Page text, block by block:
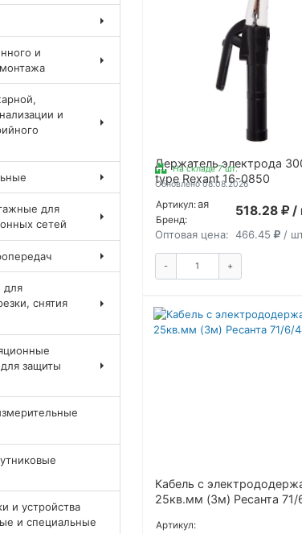
Держатель электрода
type Rexant 16-0850
Артикул:
Бренд:
На складе 7 шт.
Обновлено 08.08.2026
Розничная
цена:
518.28 /
Оптовая цена: 466.45 /
- +
Кабель с
25кв.мм (3м) Ресанта 71/
Артикул:
и
и
для
сетей
для
снятия
защиты
и устройства
и специальные